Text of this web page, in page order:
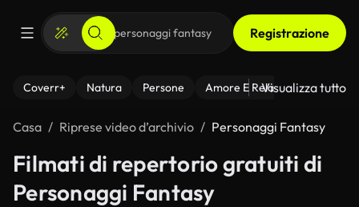
Registrazione
Coverr+ Natura Persone Amore E Relazioni Il
Visualizza tutto
Casa Riprese video d’archivio Personaggi Fantasy
Filmati di repertorio gratuiti di
Personaggi Fantasy